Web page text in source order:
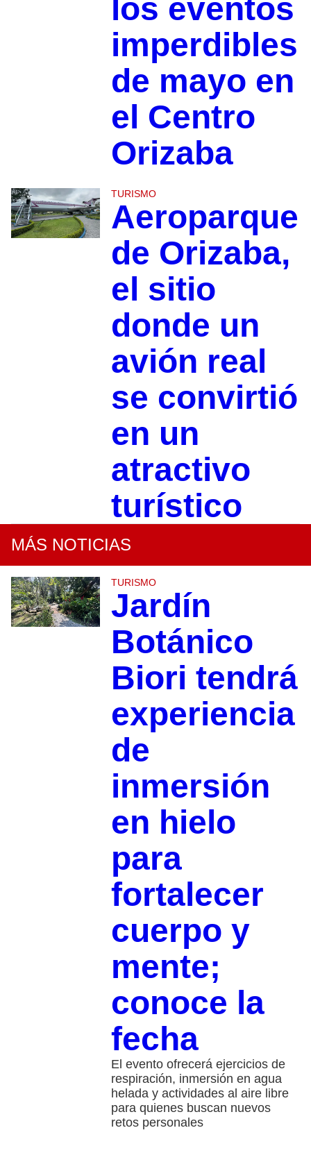
los eventos
imperdibles
de mayo en
el Centro
Orizaba
TURISMO
Aeroparque
de Orizaba,
el sitio
donde un
avión real
se convirtió
en un
atractivo
turístico
MÁS NOTICIAS
TURISMO
Jardín
Botánico
Biori tendrá
experiencia
de
inmersión
en hielo
para
fortalecer
cuerpo y
mente;
conoce la
fecha
El evento ofrecerá ejercicios de
respiración, inmersión en agua
helada y actividades al aire libre
para quienes buscan nuevos
retos personales